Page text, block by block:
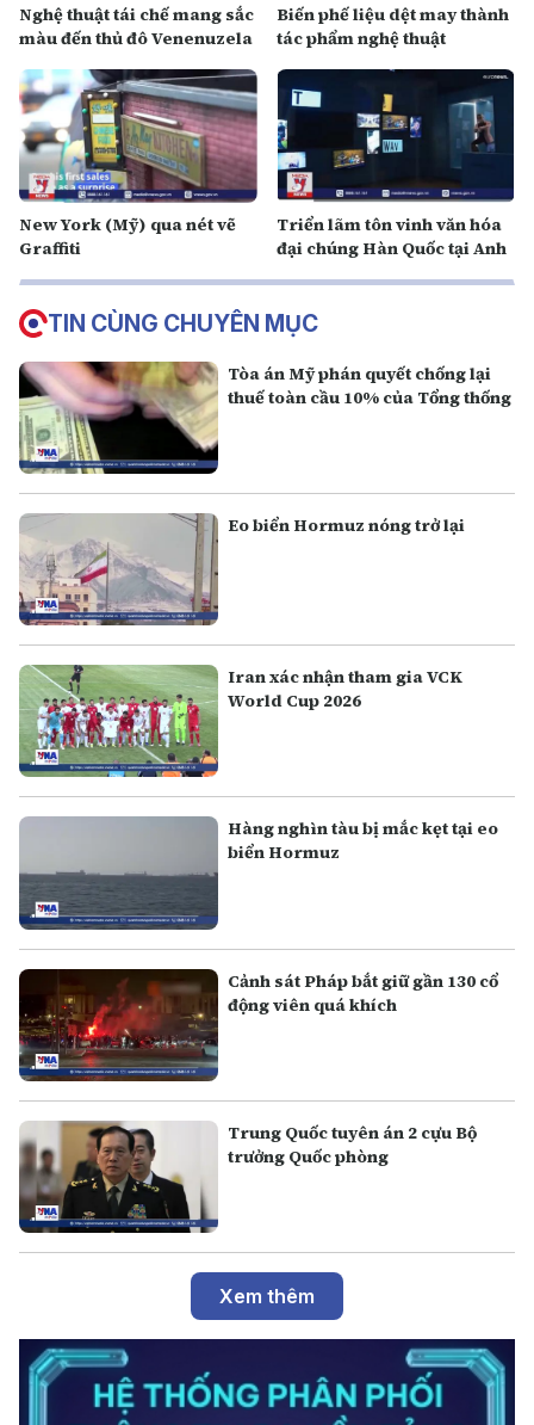
Nghệ thuật tái chế mang sắc
màu đến thủ đô Venenuzela
Biến phế liệu dệt may thành
tác phẩm nghệ thuật
New York (Mỹ) qua nét vẽ
Graffiti
Triển lãm tôn vinh văn hóa
đại chúng Hàn Quốc tại Anh
TIN CÙNG CHUYÊN MỤC
Tòa án Mỹ phán quyết chống lại
thuế toàn cầu 10% của Tổng thống
Eo biển Hormuz nóng trở lại
Iran xác nhận tham gia VCK
World Cup 2026
Hàng nghìn tàu bị mắc kẹt tại eo
biển Hormuz
Cảnh sát Pháp bắt giữ gần 130 cổ
động viên quá khích
Trung Quốc tuyên án 2 cựu Bộ
trưởng Quốc phòng
Xem thêm